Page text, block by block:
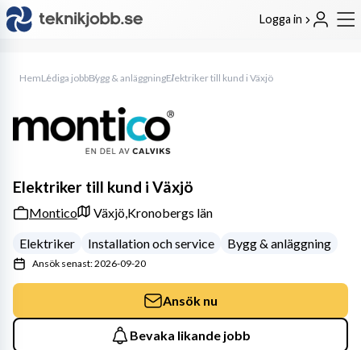
Logga in
HemLediga jobbBygg & anläggningElektriker till kund i Växjö
Elektriker till kund i Växjö
Montico Växjö,Kronobergs län
Elektriker
Installation och service Bygg & anläggning
Ansök senast: 2026-09-20
Ansök nu
Bevaka likande jobb